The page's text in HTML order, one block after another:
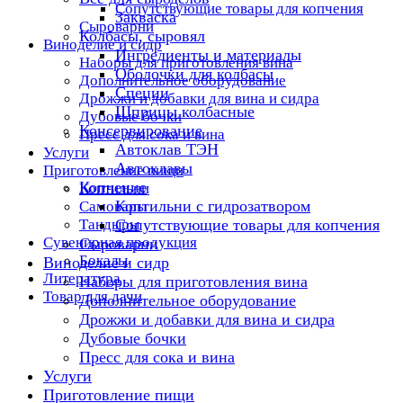
Сопутствующие товары для копчения
Сыроварни
Виноделие и сидр
Наборы для приготовления вина
Дополнительное оборудование
Дрожжи и добавки для вина и сидра
Дубовые бочки
Пресс для сока и вина
Услуги
Приготовление пищи
Коптильни
Самовары
Тандыры
Сувенирная продукция
Бокалы
Литература
Товар для дачи
Закваска
Колбасы, сыровял
Ингредиенты и материалы
Оболочки для колбасы
Специи
Шприцы колбасные
Консервирование
Автоклав ТЭН
Автоклавы
Копчение
Коптильни с гидрозатвором
Сопутствующие товары для копчения
Сыроварни
Виноделие и сидр
Наборы для приготовления вина
Дополнительное оборудование
Дрожжи и добавки для вина и сидра
Дубовые бочки
Пресс для сока и вина
Услуги
Приготовление пищи